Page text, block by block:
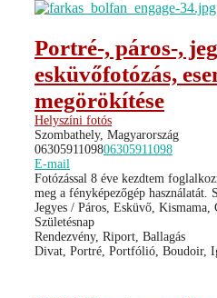
Portré-, páros-,
esküvőfotózás,
megörökítése
Helyszíni fotós
Szombathely, Magyarország
0630591109806305911098
E-mail
Fotózással 8 éve kezdtem
meg a fényképezőgép használatát.
Jegyes / Páros, Esküvő, Kismama,
Születésnap
Rendezvény, Riport, Ballagás
Divat, Portré, Portfólió, Boudoir,